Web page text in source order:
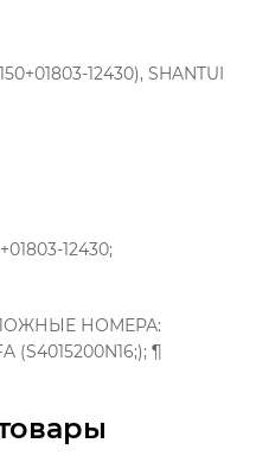
12430), SHANTUI
12430;
НОМЕРА:
(S4015200N16;); ¶